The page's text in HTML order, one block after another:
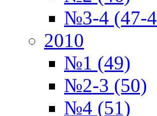
№3-4 (47-
2010
№1 (49)
№2-3 (50)
№4 (51)